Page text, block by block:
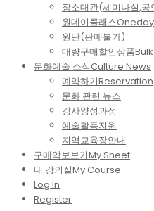
장소대관(세미나실,공
원데이클래스
원단(판매불가)
대량구매할인상품
문화예술 소식Culture News
예약하기Reservation
문화 관련 뉴스
강사양성과정
예술활동지원
지역교육장안내
구매악보보기My Sheet
내 강의실My Course
Log In
Register